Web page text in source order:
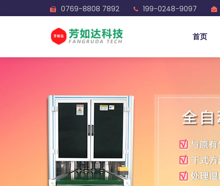
0769-8808 7892 199-0248-9097
首页